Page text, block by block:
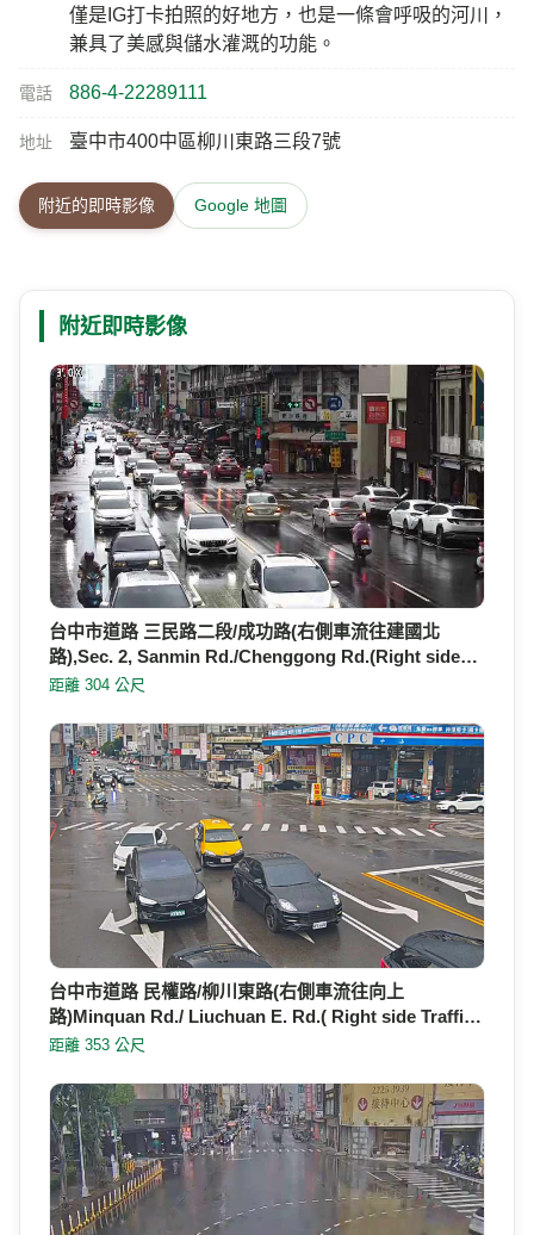
僅是IG打卡拍照的好地方，也是一條會呼吸的河川，
兼具了美感與儲水灌溉的功能。
電話 886-4-22289111
地址 臺中市400中區柳川東路三段7號
附近的即時影像 Google 地圖
附近即時影像
台中市道路 三民路二段/成功路(右側車流往建國北
路),Sec. 2, Sanmin Rd./Chenggong Rd.(Right side…
距離 304 公尺
台中市道路 民權路/柳川東路(右側車流往向上
路)Minquan Rd./ Liuchuan E. Rd.( Right side Traffi…
距離 353 公尺